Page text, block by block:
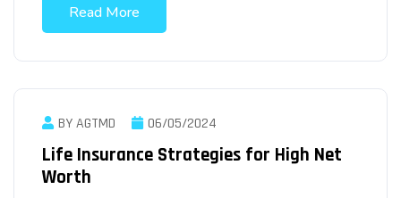
Read More
BY AGTMD 06/05/2024
Life Insurance Strategies for High Net
Worth